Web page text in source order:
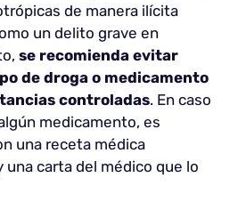
de manera ilícita
un delito grave en
se recomienda evitar
de droga o medicamento
controladas. En caso
medicamento, es
una receta médica
una carta del médico que lo